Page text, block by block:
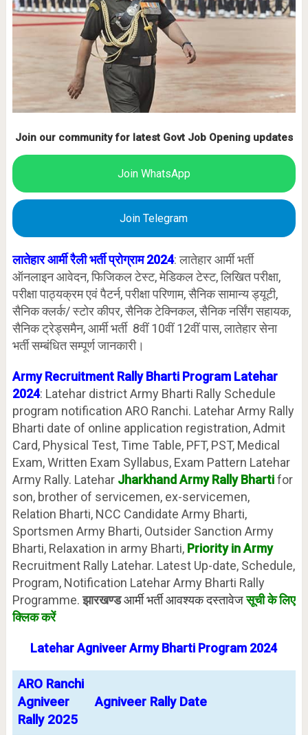
Join our community for latest Govt Job Opening updates
Join WhatsApp
Join Telegram
लातेहार आर्मी रैली भर्ती प्रोग्राम 2024: लातेहार आर्मी भर्ती
ऑनलाइन आवेदन, फिजिकल टेस्ट, मेडिकल टेस्ट, लिखित परीक्षा,
परीक्षा पाठ्यक्रम एवं पैटर्न, परीक्षा परिणाम, सैनिक सामान्य ड्यूटी,
सैनिक क्लर्क/ स्टोर कीपर, सैनिक टेक्निकल, सैनिक नर्सिंग सहायक,
सैनिक ट्रेड्समैन, आर्मी भर्ती 8वीं 10वीं 12वीं पास, लातेहार सेना
भर्ती सम्बंधित सम्पूर्ण जानकारी।
Army Recruitment Rally Bharti Program Latehar
2024: Latehar district Army Bharti Rally Schedule
program notification ARO Ranchi. Latehar Army Rally
Bharti date of online application registration, Admit
Card, Physical Test, Time Table, PFT, PST, Medical
Exam, Written Exam Syllabus, Exam Pattern Latehar
Army Rally. Latehar Jharkhand Army Rally Bhartifor
son, brother of servicemen, ex-servicemen,
Relation Bharti, NCC Candidate Army Bharti,
Sportsmen Army Bharti, Outsider Sanction Army
Bharti, Relaxation in army Bharti, Priority in Army
Recruitment Rally Latehar. Latest Up-date, Schedule,
Program, Notification Latehar Army Bharti Rally
Programme.झारखण्डआर्मी भर्ती आवश्यक दस्तावेजसूची के लिए
क्लिक करें
LateharAgniveer Army Bharti Program 2024
ARO Ranchi
Agniveer
Rally 2025
Agniveer Rally Date